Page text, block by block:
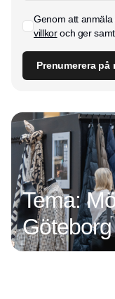
Genom att
villkoroch ger
Prenumerera
Tema:
Göteborg